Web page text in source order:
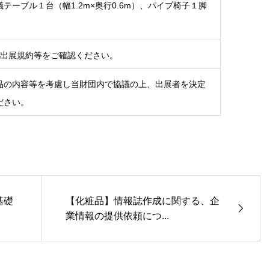
ーブル１台（幅1.2m×奥行0.6m）、パイプ椅子１脚
展規約等をご確認ください。
内容等を考慮し当財団内で協議の上、出展者を決定
い。
礎
【化粧品】情報誌作成に関する、企
業情報の提供依頼につ...